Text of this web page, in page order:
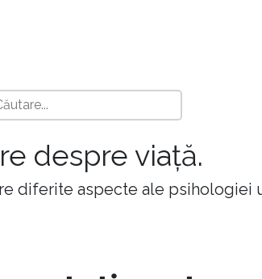
despre viață.
diferite aspecte ale psihologiei